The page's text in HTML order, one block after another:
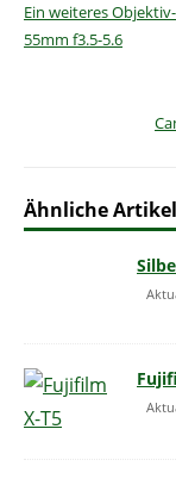
Ein weiteres
55mm f3.5-5.6
Ähnliche Artikel